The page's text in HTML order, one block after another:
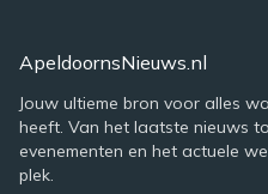
ApeldoornsNieuws.nl
Jouw ultieme bron voor alles
heeft. Van het laatste nieuws
evenementen en het actuele
plek.